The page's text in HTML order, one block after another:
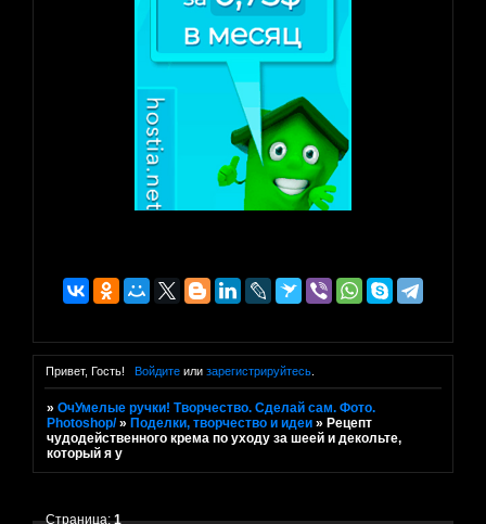
Привет, Гость! Войдитеили зарегистрируйтесь.
»ОчУмелые ручки! Творчество. Сделай сам. Фото.
Photoshop/ » Поделки, творчество и идеи » Рецепт
чудодейственного крема по уходу за шеей и декольте,
который я у
Страница:1